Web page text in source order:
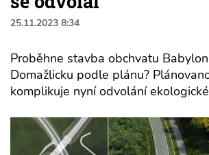
25.11.2023 8:34
Proběhne stavba obchvatu
Domažlicku podle plánu?
komplikuje nyní odvolání